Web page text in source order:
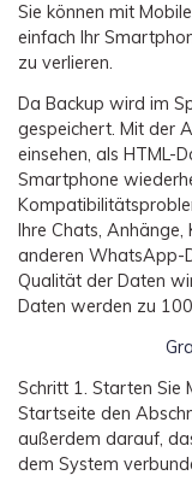
Sie können mit
einfach Ihr
zu verlieren.
Da Backup wird im
gespeichert. Mit der
einsehen, als HTML-
Smartphone
Ihre Chats,
anderen WhatsApp-
Qualität der Daten
Daten werden zu
Schritt 1. Starten Sie
Startseite den
außerdem darauf,
dem System